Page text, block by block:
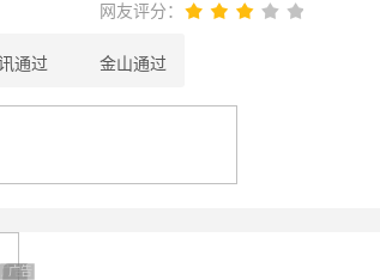
网友评分：
通过 金山通过
广告 商业广告，理性选择
广告 商业广告，理性选择